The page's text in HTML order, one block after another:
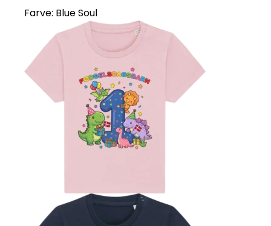
Farve: Blue Soul